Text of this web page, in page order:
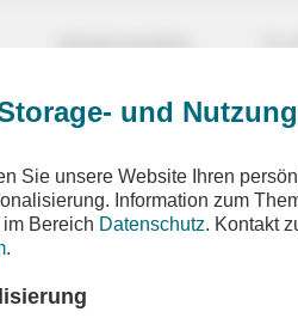
SENDUNGEN
und
Sie unsere Website Ihren
Information zum
Bereich Datenschutz. Kontakt
.